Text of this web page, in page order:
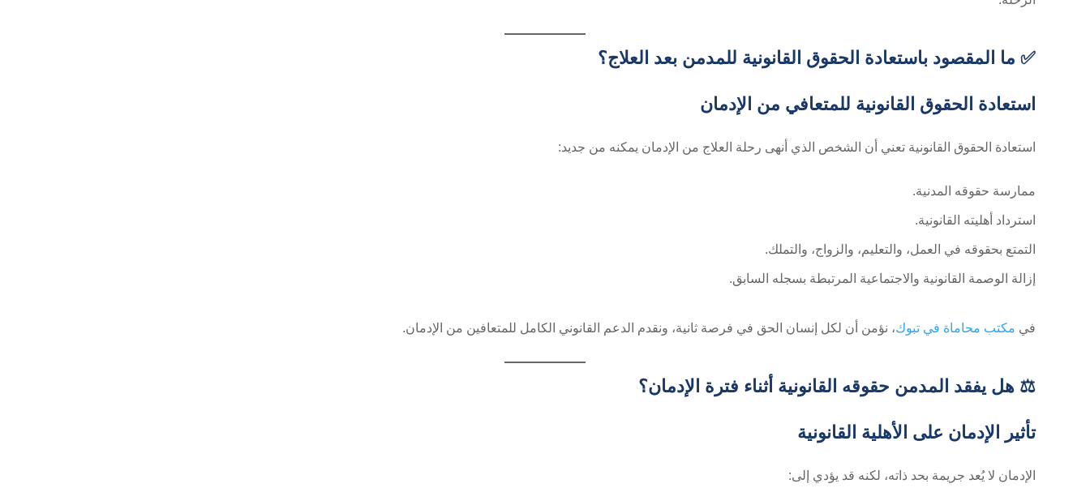
✅ ما المقصود باستعادة الحقوق القانونية للمدمن بعد العلاج؟
استعادة الحقوق القانونية للمتعافي من الإدمان
استعادة الحقوق القانونية تعني أن الشخص الذي أنهى رحلة العلاج من الإدمان يمكنه من جديد:
ممارسة حقوقه المدنية.
استرداد أهليته القانونية.
التمتع بحقوقه في العمل، والتعليم، والزواج، والتملك.
إزالة الوصمة القانونية والاجتماعية المرتبطة بسجله السابق.
في مكتب محاماة في تبوك، نؤمن أن لكل إنسان الحق في فرصة ثانية، ونقدم الدعم القانوني الكامل للمتعافين من الإدمان.
⚖️ هل يفقد المدمن حقوقه القانونية أثناء فترة الإدمان؟
تأثير الإدمان على الأهلية القانونية
الإدمان لا يُعد جريمة بحد ذاته، لكنه قد يؤدي إلى: